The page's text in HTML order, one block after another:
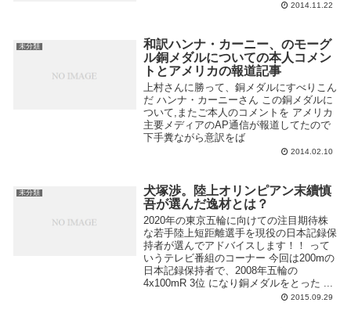
2014.11.22
未分類
和訳ハンナ・カーニー、のモーグ
ル銅メダルについての本人コメン
トとアメリカの報道記事
上村さんに勝って、銅メダルにすべりこん
だ ハンナ・カーニーさん この銅メダルに
ついて,またご本人のコメントを アメリカ
主要メディアのAP通信が報道してたので
下手糞ながら意訳をば
2014.02.10
未分類
犬塚渉。陸上オリンピアン末續慎
吾が選んだ逸材とは？
2020年の東京五輪に向けての注目期待株
な若手陸上短距離選手を現役の日本記録保
持者が選んでアドバイスします！！ って
いうテレビ番組のコーナー 今回は200mの
日本記録保持者で、2008年五輪の
4x100mR 3位 になり銅メダルをとった ...
2015.09.29